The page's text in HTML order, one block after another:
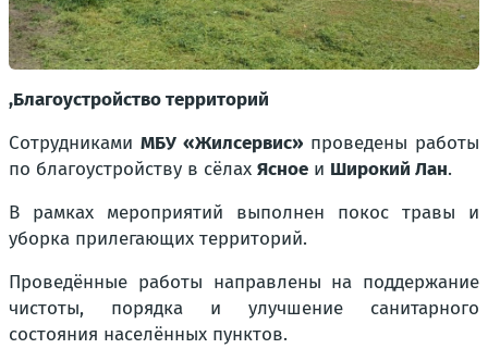
,Благоустройство территорий
Сотрудниками МБУ «Жилсервис» проведены работы
по благоустройству в сёлах Ясное и Широкий Лан.
В рамках мероприятий выполнен покос травы и
уборка прилегающих территорий.
Проведённые работы направлены на поддержание
чистоты, порядка и улучшение санитарного
состояния населённых пунктов.